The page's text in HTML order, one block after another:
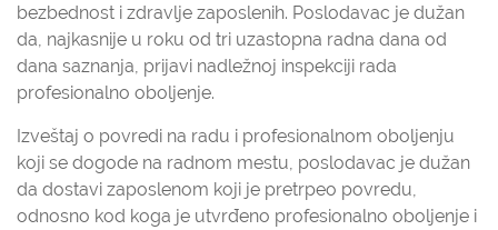
bezbednost i zdravlje zaposlenih. Poslodavac je dužan
da, najkasnije u roku od tri uzastopna radna dana od
dana saznanja, prijavi nadležnoj inspekciji rada
profesionalno oboljenje.
Izveštaj o povredi na radu i profesionalnom oboljenju
koji se dogode na radnom mestu, poslodavac je dužan
da dostavi zaposlenom koji je pretrpeo povredu,
odnosno kod koga je utvrđeno profesionalno oboljenje i